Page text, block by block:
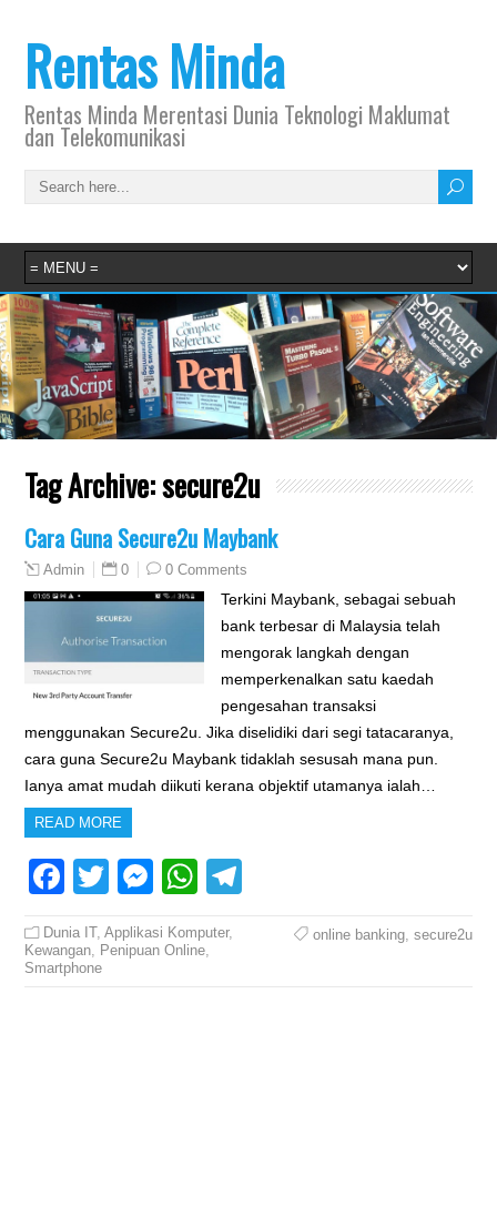
Rentas Minda
Rentas Minda Merentasi Dunia Teknologi Maklumat
dan Telekomunikasi
Tag Archive:secure2u
Cara Guna Secure2u Maybank
Admin 0 0 Comments
Terkini Maybank, sebagai sebuah
bank terbesar di Malaysia telah
mengorak langkah dengan
memperkenalkan satu kaedah
pengesahan transaksi
menggunakan Secure2u. Jika diselidiki dari segi tatacaranya,
cara guna Secure2u Maybank tidaklah sesusah mana pun.
Ianya amat mudah diikuti kerana objektif utamanya ialah…
READ MORE
Facebook
TwitterMessenger
WhatsApp
Dunia IT,Applikasi Komputer,
Kewangan Penipuan Online
Smartphone
online banking, secure2u